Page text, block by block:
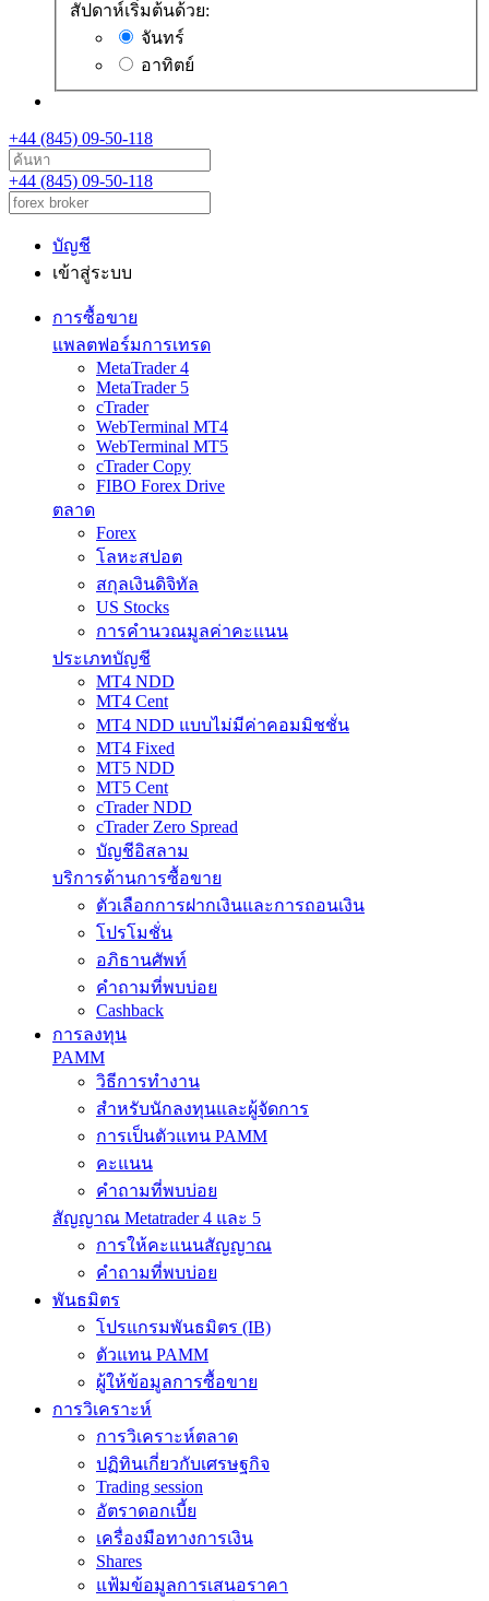
สัปดาห์เริ่มต้นด้วย:
จันทร์
อาทิตย์
+44 (845) 09-50-118
+44 (845) 09-50-118
บัญชี
เข้าสู่ระบบ
การซื้อขาย
แพลตฟอร์มการเทรด
MetaTrader 4
MetaTrader 5
cTrader
WebTerminal MT4
WebTerminal MT5
cTrader Copy
FIBO Forex Drive
ตลาด
Forex
โลหะสปอต
สกุลเงินดิจิทัล
US Stocks
การคำนวณมูลค่าคะแนน
ประเภทบัญชี
MT4 NDD
MT4 Cent
MT4 NDD แบบไม่มีค่าคอมมิชชั่น
MT4 Fixed
MT5 NDD
MT5 Cent
cTrader NDD
cTrader Zero Spread
บัญชีอิสลาม
บริการด้านการซื้อขาย
ตัวเลือกการฝากเงินและการถอนเงิน
โปรโมชั่น
อภิธานศัพท์
คำถามที่พบบ่อย
Cashback
การลงทุน
PAMM
วิธีการทำงาน
สำหรับนักลงทุนและผู้จัดการ
การเป็นตัวแทน PAMM
คะแนน
คำถามที่พบบ่อย
สัญญาณ Metatrader 4 และ 5
การให้คะแนนสัญญาณ
คำถามที่พบบ่อย
พันธมิตร
โปรแกรมพันธมิตร (IB)
ตัวแทน PAMM
ผู้ให้ข้อมูลการซื้อขาย
การวิเคราะห์
การวิเคราะห์ตลาด
ปฏิทินเกี่ยวกับเศรษฐกิจ
Trading session
อัตราดอกเบี้ย
เครื่องมือทางการเงิน
Shares
แฟ้มข้อมูลการเสนอราคา